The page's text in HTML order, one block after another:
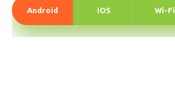
Android IOS Wi-Fi